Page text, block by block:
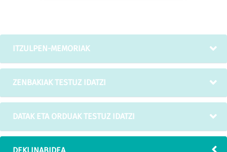
ITZULPEN-MEMORIAK
ZENBAKIAK TESTUZ IDATZI
DATAK ETA ORDUAK TESTUZ IDATZI